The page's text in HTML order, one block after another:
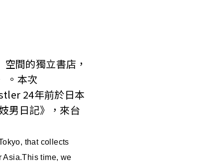
間的獨立書店，
。本次
24年前於日本
男日記》，來台
that collects
Asia.This time, we